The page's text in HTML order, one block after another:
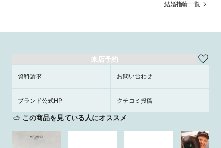
結婚指輪一覧
来店予約
資料請求 お問い合わせ
ブランド公式HP クチコミ投稿
この商品を見ている人にオススメ